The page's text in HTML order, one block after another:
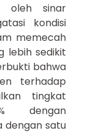
oleh sinar
kondisi
memecah
lebih sedikit
bahwa
terhadap
tingkat
dengan
dengan satu